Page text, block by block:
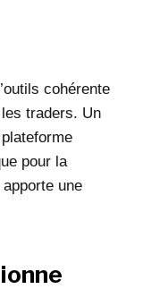
cohérente
traders. Un
pour la
une